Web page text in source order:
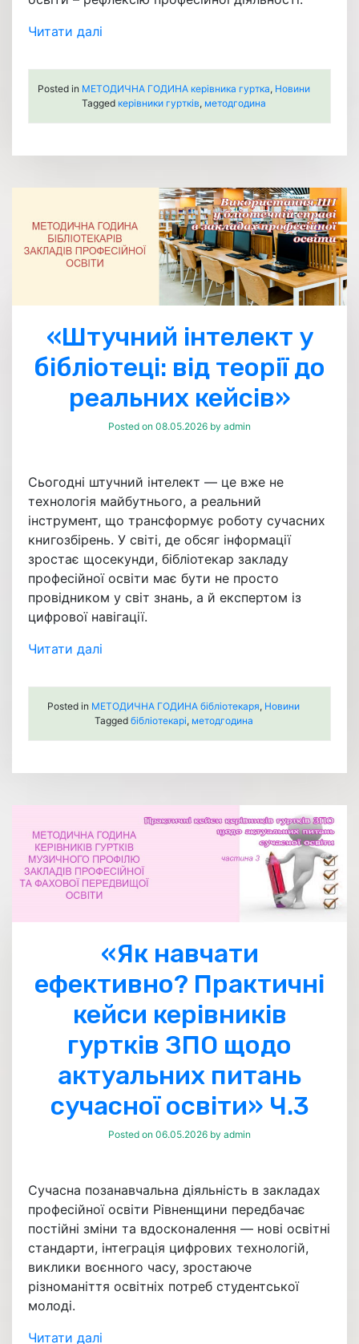
Читати далі
Posted in МЕТОДИЧНА ГОДИНА керівника гуртка, Новини
Tagged керівники гуртків, методгодина
«Штучний інтелект у
бібліотеці: від теорії до
реальних кейсів»
Posted on 08.05.2026 by admin
Сьогодні штучний інтелект — це вже не
технологія майбутнього, а реальний
інструмент, що трансформує роботу сучасних
книгозбірень. У світі, де обсяг інформації
зростає щосекунди, бібліотекар закладу
професійної освіти має бути не просто
провідником у світ знань, а й експертом із
цифрової навігації.
Читати далі
Posted in МЕТОДИЧНА ГОДИНА бібліотекаря, Новини
Tagged бібліотекарі, методгодина
«Як навчати
ефективно? Практичні
кейси керівників
гуртків ЗПО щодо
актуальних питань
сучасної освіти» Ч.3
Posted on 06.05.2026 by admin
Сучасна позанавчальна діяльність в закладах
професійної освіти Рівненщини передбачає
постійні зміни та вдосконалення — нові освітні
стандарти, інтеграція цифрових технологій,
виклики воєнного часу, зростаюче
різноманіття освітніх потреб студентської
молоді.
Читати далі